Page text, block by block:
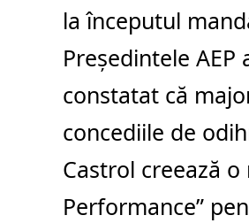
la începutul
Președintele
constatat că
concediile de
Castrol creează
Performance”